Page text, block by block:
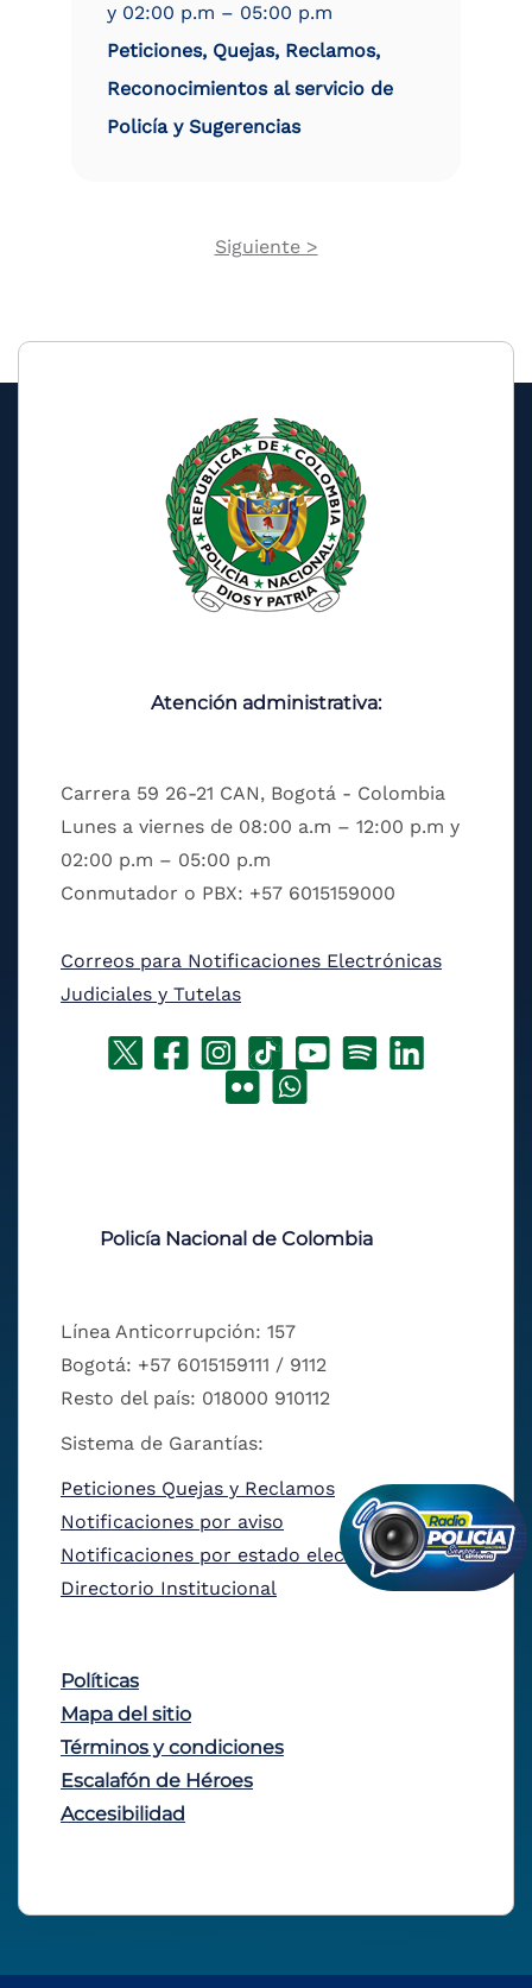
y 02:00 p.m – 05:00 p.m
Peticiones, Quejas, Reclamos,
Reconocimientos al servicio de
Policía y Sugerencias
Pagination
Next
Siguiente >
Atención administrativa:
Carrera 59 26-21 CAN, Bogotá - Colombia
Lunes a viernes de 08:00 a.m – 12:00 p.m y
02:00 p.m – 05:00 p.m
Conmutador o PBX: +57 6015159000
Correos para Notificaciones Electrónicas
Judiciales y Tutelas
Policía Nacional de Colombia
Línea Anticorrupción: 157
Bogotá: +57 6015159111 / 9112
Resto del país: 018000 910112
Sistema de Garantías:
Peticiones Quejas y Reclamos
Notificaciones por aviso
Notificaciones por estado electrónico
Directorio Institucional
Políticas
Mapa del sitio
Términos y condiciones
Escalafón de Héroes
Accesibilidad